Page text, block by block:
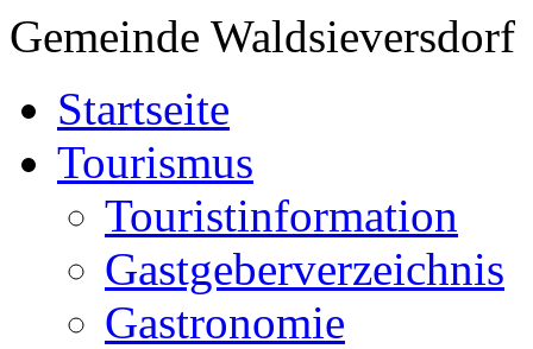
Gemeinde Waldsieversdorf
Startseite
Tourismus
Touristinformation
Gastgeberverzeichnis
Gastronomie